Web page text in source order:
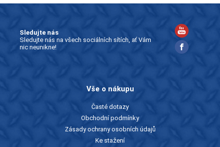
Sledujte nás
Sledujte nás na všech sociálních sítích, ať Vám
nic neunikne!
Vše o nákupu
Časté dotazy
Obchodní podmínky
Zásady ochrany osobních údajů
Ke stažení